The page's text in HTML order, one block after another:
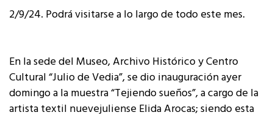
2/9/24. Podrá visitarse a lo largo de todo este mes.
En la sede del Museo, Archivo Histórico y Centro
Cultural “Julio de Vedia”, se dio inauguración ayer
domingo a la muestra “Tejiendo sueños”, a cargo de la
artista textil nuevejuliense Elida Arocas; siendo esta